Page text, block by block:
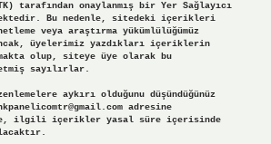
tarafından onaylanmış bir Yer Sağlayıcı
Bu nedenle, sitedeki içerikleri
veya araştırma yükümlülüğümüz
üyelerimiz yazdıkları içeriklerin
olup, siteye üye olarak bu
sayılırlar.
aykırı olduğunu düşündüğünüz
adresine
ilgili içerikler yasal süre içerisinde